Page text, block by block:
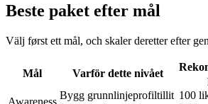
Beste paket efter mål
Välj først ett mål, och skaler deretter efter
Mål Varför dette nivået
Awareness
Bygg grunnlinjeprofiltillit 100